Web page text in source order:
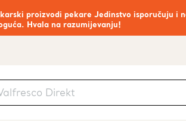
proizvodi pekare Jedinstvo isporučuju
Hvala na razumijevanju!